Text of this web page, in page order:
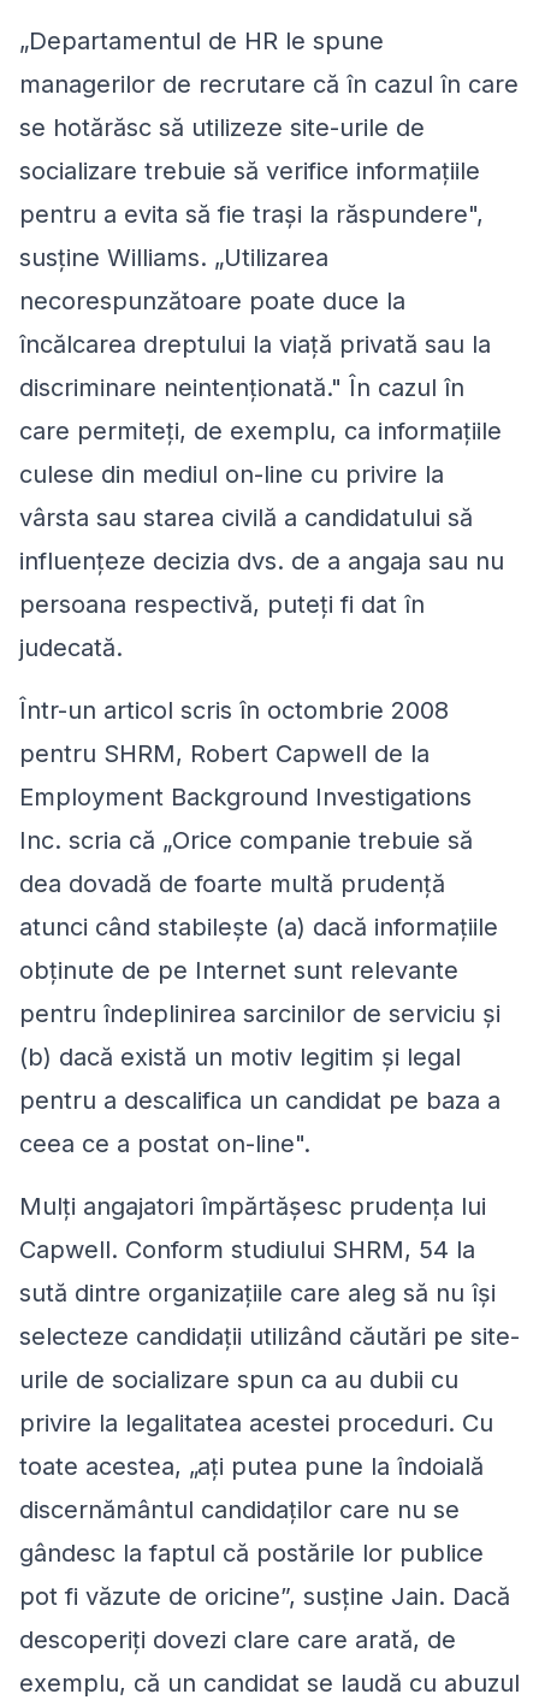
„Departamentul de HR le spune
managerilor de recrutare că în cazul în care
se hotărăsc să utilizeze site-urile de
socializare trebuie să verifice informaţiile
pentru a evita să fie traşi la răspundere",
susţine Williams. „Utilizarea
necorespunzătoare poate duce la
încălcarea dreptului la viaţă privată sau la
discriminare neintenţionată." În cazul în
care permiteţi, de exemplu, ca informaţiile
culese din mediul on-line cu privire la
vârsta sau starea civilă a candidatului să
influenţeze decizia dvs. de a angaja sau nu
persoana respectivă, puteţi fi dat în
judecată.
Într-un articol scris în octombrie 2008
pentru SHRM, Robert Capwell de la
Employment Background Investigations
Inc. scria că „Orice companie trebuie să
dea dovadă de foarte multă prudenţă
atunci când stabileşte (a) dacă informaţiile
obţinute de pe Internet sunt relevante
pentru îndeplinirea sarcinilor de serviciu şi
(b) dacă există un motiv legitim şi legal
pentru a descalifica un candidat pe baza a
ceea ce a postat on-line".
Mulţi angajatori împărtăşesc prudenţa lui
Capwell. Conform studiului SHRM, 54 la
sută dintre organizaţiile care aleg să nu îşi
selecteze candidaţii utilizând căutări pe site-
urile de socializare spun ca au dubii cu
privire la legalitatea acestei proceduri. Cu
toate acestea, „aţi putea pune la îndoială
discernământul candidaţilor care nu se
gândesc la faptul că postările lor publice
pot fi văzute de oricine”, susţine Jain. Dacă
descoperiţi dovezi clare care arată, de
exemplu, că un candidat se laudă cu abuzul